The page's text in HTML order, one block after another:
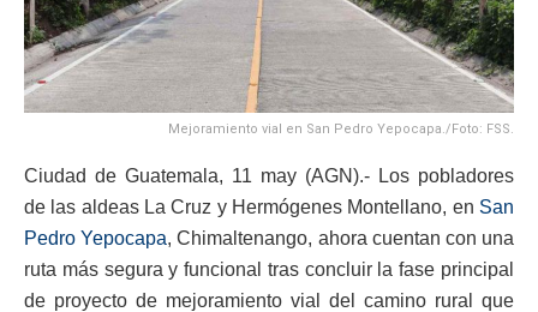
Mejoramiento vial en San Pedro Yepocapa./Foto: FSS.
Ciudad de Guatemala, 11 may (AGN).- Los pobladores
de las aldeas La Cruz y Hermógenes Montellano, en San
Pedro Yepocapa, Chimaltenango, ahora cuentan con una
ruta más segura y funcional tras concluir la fase principal
de proyecto de mejoramiento vial del camino rural que